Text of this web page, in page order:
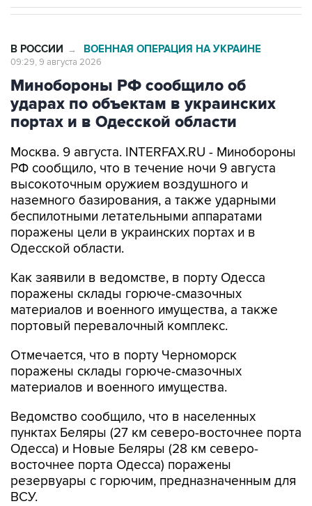
В РОССИИ → ВОЕННАЯ ОПЕРАЦИЯ НА УКРАИНЕ
09:29, 9 августа 2026
Минобороны РФ сообщило об
ударах по объектам в украинских
портах и в Одесской области
Москва. 9 августа. INTERFAX.RU - Минобороны
РФ сообщило, что в течение ночи 9 августа
высокоточным оружием воздушного и
наземного базирования, а также ударными
беспилотными летательными аппаратами
поражены цели в украинских портах и в
Одесской области.
Как заявили в ведомстве, в порту Одесса
поражены склады горюче-смазочных
материалов и военного имущества, а также
портовый перевалочный комплекс.
Отмечается, что в порту Черноморск
поражены склады горюче-смазочных
материалов и военного имущества.
Ведомство сообщило, что в населенных
пунктах Беляры (27 км северо-восточнее порта
Одесса) и Новые Беляры (28 км северо-
восточнее порта Одесса) поражены
резервуары с горючим, предназначенным для
ВСУ.